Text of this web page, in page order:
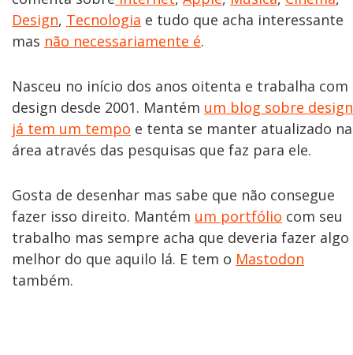
Design, Tecnologia e tudo que acha interessante
mas não necessariamente é.
Nasceu no início dos anos oitenta e trabalha com
design desde 2001. Mantém um blog sobre design
já tem um tempo e tenta se manter atualizado na
área através das pesquisas que faz para ele.
Gosta de desenhar mas sabe que não consegue
fazer isso direito. Mantém um portfólio com seu
trabalho mas sempre acha que deveria fazer algo
melhor do que aquilo lá. E tem o Mastodon
também.